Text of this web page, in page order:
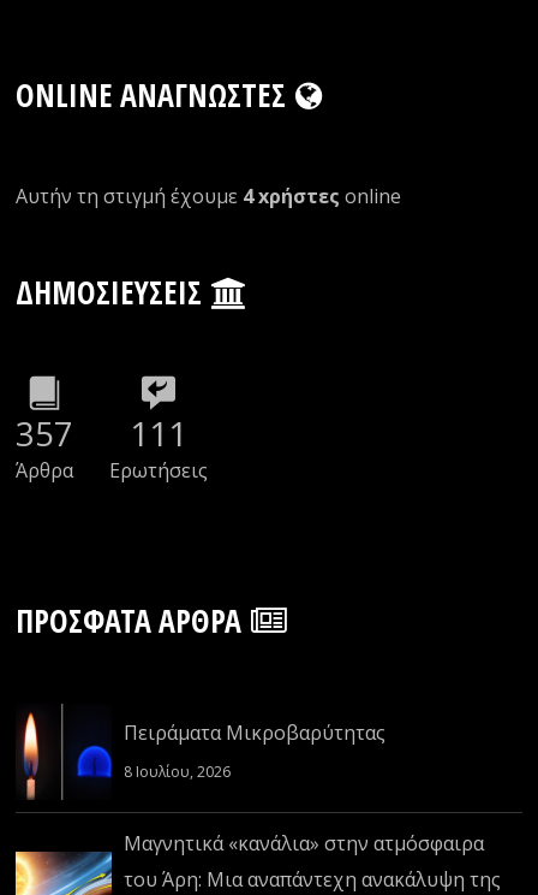
ONLINE ΑΝΑΓΝΏΣΤΕΣ
Αυτήν τη στιγμή έχουμε 4 xρήστες οnline
ΔΗΜΟΣΙΕΎΣΕΙΣ
357
Άρθρα
111
Ερωτήσεις
ΠΡΌΣΦΑΤΑ ΆΡΘΡΑ
Πειράματα Μικροβαρύτητας
8 Ιουλίου, 2026
Μαγνητικά «κανάλια» στην ατμόσφαιρα
του Άρη: Μια αναπάντεχη ανακάλυψη της